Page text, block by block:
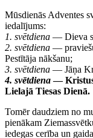
Mūsdienās Adventes
iedalījums:
1. svētdiena — Dieva
2. svētdiena —
Pestītāja nākšanu;
3. svētdiena — Jāņa
4. svētdiena—
Lielajā Tiesas Dienā.
Tomēr daudziem no
pienākam
iedegas cerība un